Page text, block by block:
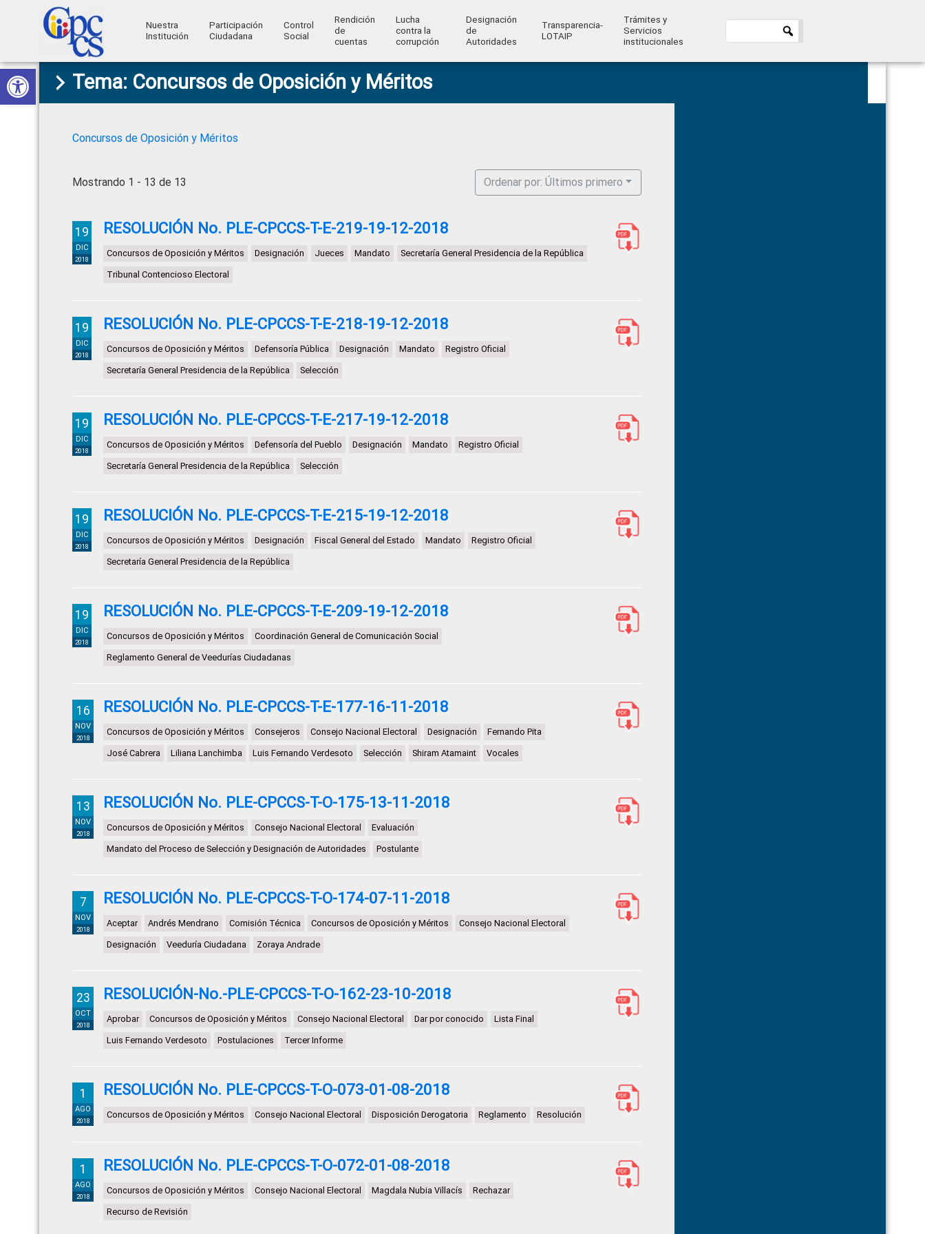
Abrir barra de herramientas
Skip
to
primary
Skip
to
main
Skip
to
primary
Skip
to
footer
Consejo
de
Ciudadana
Control
Construyendo
Poder
Ciudadano
Nuestra
Institución
Participación
Ciudadana
Control
Social
Rendición
de
cuentas
Lucha
contra la
corrupción
Designación
de
Autoridades
Transparencia-
LOTAIP
Trámites y
Servicios
institucionales
Tema: Concursos de Oposición y Méritos
Concursos de Oposición y Méritos
Mostrando 1 - 13 de 13 Ordenar por: Últimos primero
19
DIC
2018
RESOLUCIÓN No. PLE-CPCCS-T-E-219-19-12-2018
Concursos de Oposición y Méritos Designación Jueces Mandato Secretaría General Presidencia de la República
Tribunal Contencioso Electoral
19
DIC
2018
RESOLUCIÓN No. PLE-CPCCS-T-E-218-19-12-2018
Concursos de Oposición y Méritos Defensoría Pública Designación Mandato Registro Oficial
Secretaría General Presidencia de la República Selección
19
DIC
2018
RESOLUCIÓN No. PLE-CPCCS-T-E-217-19-12-2018
Concursos de Oposición y Méritos Defensoría del Pueblo Designación Mandato Registro Oficial
Secretaría General Presidencia de la República Selección
19
DIC
2018
RESOLUCIÓN No. PLE-CPCCS-T-E-215-19-12-2018
Concursos de Oposición y Méritos Designación Fiscal General del Estado Mandato Registro Oficial
Secretaría General Presidencia de la República
19
DIC
2018
RESOLUCIÓN No. PLE-CPCCS-T-E-209-19-12-2018
Concursos de Oposición y Méritos Coordinación General de Comunicación Social
Reglamento General de Veedurías Ciudadanas
16
NOV
2018
RESOLUCIÓN No. PLE-CPCCS-T-E-177-16-11-2018
Concursos de Oposición y Méritos Consejeros Consejo Nacional Electoral Designación Fernando Pita
José Cabrera Liliana Lanchimba Luis Fernando Verdesoto Selección Shiram Atamaint Vocales
13
NOV
2018
RESOLUCIÓN No. PLE-CPCCS-T-O-175-13-11-2018
Concursos de Oposición y Méritos Consejo Nacional Electoral Evaluación
Mandato del Proceso de Selección y Designación de Autoridades Postulante
7
NOV
2018
RESOLUCIÓN No. PLE-CPCCS-T-O-174-07-11-2018
Aceptar Andrés Mendrano Comisión Técnica Concursos de Oposición y Méritos Consejo Nacional Electoral
Designación Veeduría Ciudadana Zoraya Andrade
23
OCT
2018
RESOLUCIÓN-No.-PLE-CPCCS-T-O-162-23-10-2018
Aprobar Concursos de Oposición y Méritos Consejo Nacional Electoral Dar por conocido Lista Final
Luis Fernando Verdesoto Postulaciones Tercer Informe
1
AGO
2018
RESOLUCIÓN No. PLE-CPCCS-T-O-073-01-08-2018
Concursos de Oposición y Méritos Consejo Nacional Electoral Disposición Derogatoria Reglamento Resolución
1
AGO
2018
RESOLUCIÓN No. PLE-CPCCS-T-O-072-01-08-2018
Concursos de Oposición y Méritos Consejo Nacional Electoral Magdala Nubia Villacís Rechazar
Recurso de Revisión